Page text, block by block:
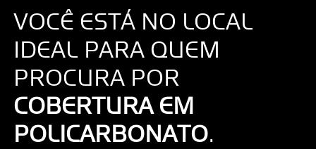
VOCÊ ESTÁ NO LOCAL
IDEAL PARA QUEM
PROCURA POR
COBERTURA EM
POLICARBONATO.